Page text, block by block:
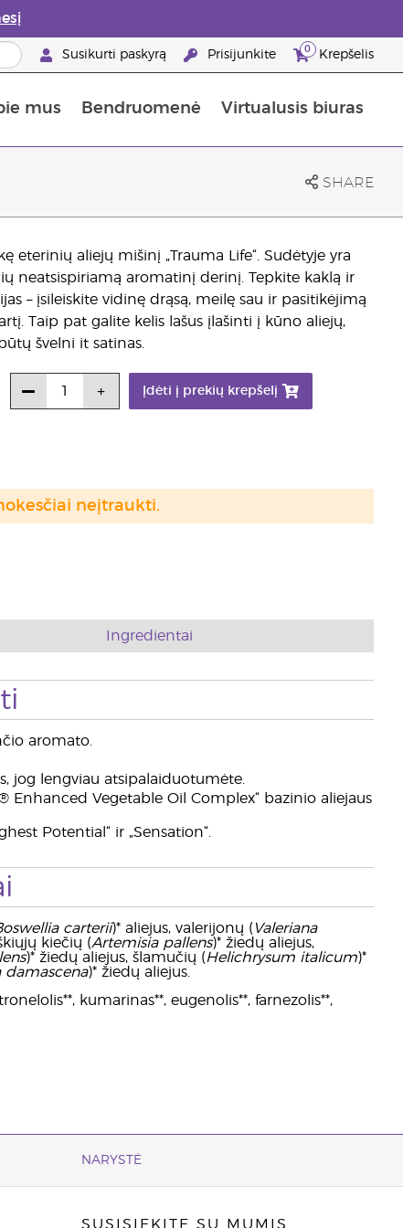
Susikurti paskyrą Prisijunkite 0 Krepšelis
mus Bendruomenė Virtualusis biuras
SHARE
eterinių aliejų mišinį „Trauma Life“. Sudėtyje yra
neatsispiriamą aromatinį derinį. Tepkite kaklą ir
– įsileiskite vidinę drąsą, meilę sau ir pasitikėjimą
Taip pat galite kelis lašus įlašinti į kūno aliejų,
švelni it satinas.
Įdėti į prekių krepšelį
neįtraukti.
Ingredientai
aromato.
jog lengviau atsipalaiduotumėte.
Enhanced Vegetable Oil Complex“ bazinio aliejaus
Potential“ ir „Sensation“.
carterii)* aliejus, valerijonų ( Valeriana
kiečių (Artemisia pallens)* žiedų aliejus,
)* žiedų aliejus, šlamučių (Helichrysum italicum)*
damascena)* žiedų aliejus.
kumarinas**, eugenolis**, farnezolis**,
NARYSTĖ
SUSISIEKITE SU MUMIS